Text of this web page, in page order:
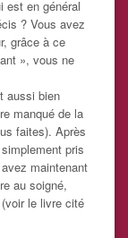
est en général
? Vous avez
grâce à ce
», vous ne
aussi bien
manqué de la
faites). Après
pris
maintenant
au soigné,
le livre cité